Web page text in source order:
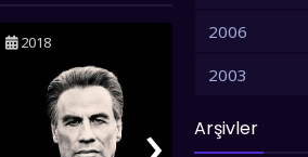
2018 2018
2006
2003
2001
Arşivler